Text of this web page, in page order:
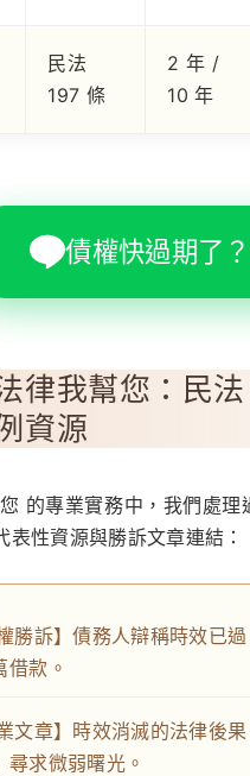
民法
197 條
2 年 /
10 年
債權快過期了
律我幫您：民
資源
的專業實務中，我們處
表性資源與勝訴文章連結：
勝訴】債務人辯稱時效已
借款。
文章】時效消滅的法律後
尋求微弱曙光。